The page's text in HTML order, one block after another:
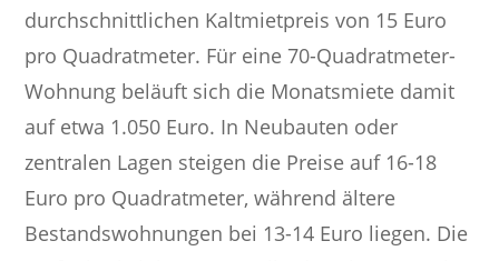
durchschnittlichen Kaltmietpreis von 15 Euro
pro Quadratmeter. Für eine 70-Quadratmeter-
Wohnung beläuft sich die Monatsmiete damit
auf etwa 1.050 Euro. In Neubauten oder
zentralen Lagen steigen die Preise auf 16-18
Euro pro Quadratmeter, während ältere
Bestandswohnungen bei 13-14 Euro liegen. Die